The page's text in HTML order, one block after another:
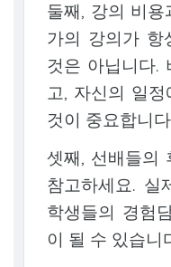
둘째, 강의 비
가의 강의가 항
것은 아닙니다.
고, 자신의 일
것이 중요합니
셋째, 선배들의
참고하세요. 실
학생들의 경험
이 될 수 있습니